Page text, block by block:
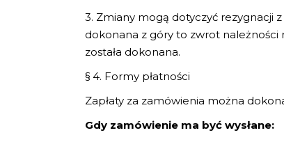
3. Zmiany mogą dotyczyć rezygnacji
dokonana z góry to zwrot należności
została dokonana.
§ 4. Formy płatności
Zapłaty za zamówienia można
Gdy zamówienie ma być wysłane: